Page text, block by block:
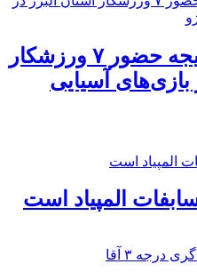
۲ مدال برنز نتیجه حضور ۷ ورزشکار
بازی‌های آسیایی
المپیاد است